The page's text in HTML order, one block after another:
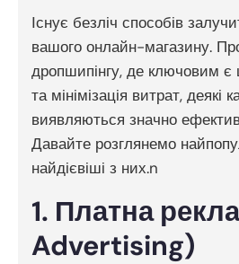
Існує безліч способів
вашого онлайн-магазину.
дропшипінгу, де ключовим
та мінімізація витрат, деякі
виявляються значно
Давайте розглянемо
найдієвіші з них.n
1. Платна
Advertising)